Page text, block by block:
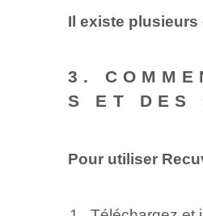
Il existe plusieurs
3.
S ET DES
Pour utiliser